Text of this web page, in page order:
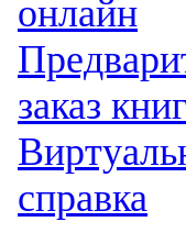
онлайн
заказ
справка